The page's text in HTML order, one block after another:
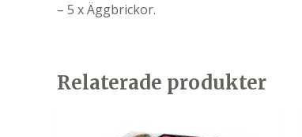
– 5 x Äggbrickor.
Relaterade produkter